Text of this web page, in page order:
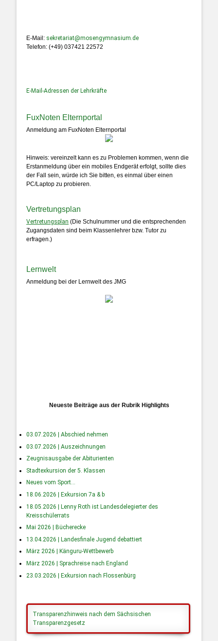
E-Mail: sekretariat@mosengymnasium.de
Telefon: (+49) 037421 22572
E-Mail-Adressen der Lehrkräfte
FuxNoten Elternportal
Anmeldung am FuxNoten Elternportal
Hinweis: vereinzelt kann es zu Problemen kommen, wenn die
Erstanmeldung über ein mobiles Endgerät erfolgt, sollte dies
der Fall sein, würde ich Sie bitten, es einmal über einen
PC/Laptop zu probieren.
Vertretungsplan
Vertretungsplan (Die Schulnummer und die entsprechenden
Zugangsdaten sind beim Klassenlehrer bzw. Tutor zu
erfragen.)
Lernwelt
Anmeldung bei der Lernwelt des JMG
Neueste Beiträge aus der Rubrik Highlights
03.07.2026 | Abschied nehmen
03.07.2026 | Auszeichnungen
Zeugnisausgabe der Abiturienten
Stadtexkursion der 5. Klassen
Neues vom Sport…
18.06.2026 | Exkursion 7a & b
18.05.2026 | Lenny Roth ist Landesdelegierter des
Kreisschülerrats
Mai 2026 | Bücherecke
13.04.2026 | Landesfinale Jugend debattiert
März 2026 | Känguru-Wettbewerb
März 2026 | Sprachreise nach England
23.03.2026 | Exkursion nach Flossenbürg
Transparenzhinweis nach dem Sächsischen
Transparenzgesetz